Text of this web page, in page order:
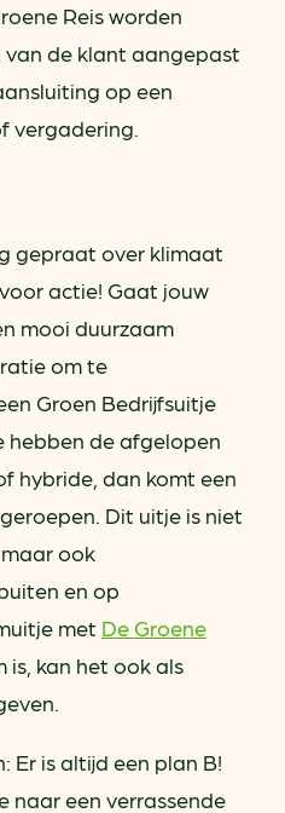
Reis worden
van de klant aangepast
op een
vergadering.
gepraat over klimaat
actie! Gaat jouw
mooi duurzaam
om te
Groen Bedrijfsuitje
hebben de afgelopen
hybride, dan komt een
Dit uitje is niet
ook
en op
met De Groene
is, kan het ook als
Er is altijd een plan B!
naar een verrassende